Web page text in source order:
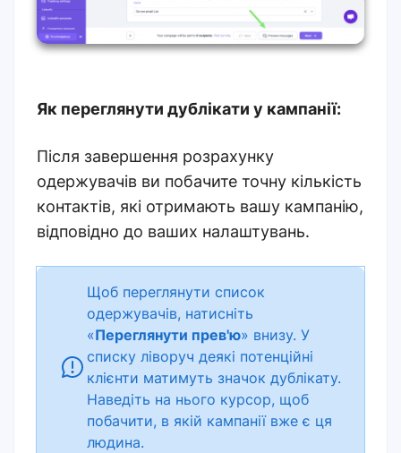
Як переглянути дублікати у кампанії:
Після завершення розрахунку
одержувачів ви побачите точну кількість
контактів, які отримають вашу кампанію,
відповідно до ваших налаштувань.
Щоб переглянути список
одержувачів, натисніть
«Переглянути прев'ю» внизу. У
списку ліворуч деякі потенційні
клієнти матимуть значок дублікату.
Наведіть на нього курсор, щоб
побачити, в якій кампанії вже є ця
людина.